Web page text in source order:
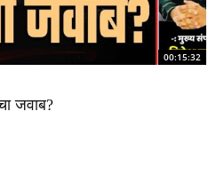
00:15:32
जवाब?